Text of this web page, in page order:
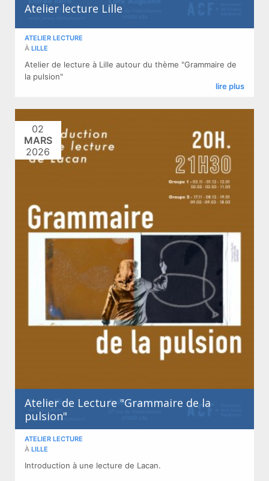
Atelier lecture Lille
ATELIER LECTURE
À LILLE
Atelier de lecture à Lille autour du thème "Grammaire de
la pulsion"
lire plus
02
MARS
2026
Atelier de Lecture "Grammaire de la
pulsion"
ATELIER LECTURE
À LILLE
Introduction à une lecture de Lacan.